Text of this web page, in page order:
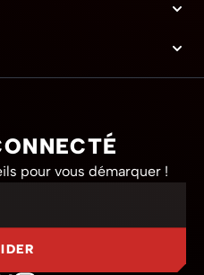
pour vous démarquer !